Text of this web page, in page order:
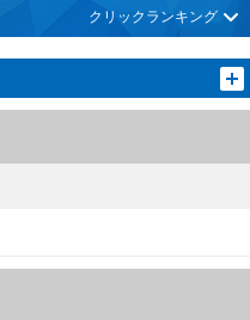
クリックランキング